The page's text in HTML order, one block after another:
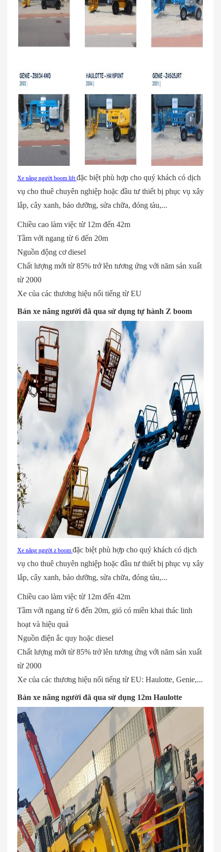
Xe nâng người boom lift đặc biệt phù hợp cho quý khách có dịch
vụ cho thuê chuyên nghiệp hoặc đầu tư thiết bị phục vụ xây
lắp, cây xanh, bảo dưỡng, sửa chữa, đóng tàu,...
Chiều cao làm việc từ 12m đến 42m
Tầm với ngang từ 6 đến 20m
Nguồn động cơ diesel
Chất lượng mới từ 85% trở lên tương ứng với năm sản xuất
từ 2000
Xe của các thương hiệu nổi tiếng từ EU
Bán xe nâng người đã qua sử dụng tự hành Z boom
Xe nâng người z boom đặc biệt phù hợp cho quý khách có dịch
vụ cho thuê chuyên nghiệp hoặc đầu tư thiết bị phục vụ xây
lắp, cây xanh, bảo dưỡng, sửa chữa, đóng tàu,...
Chiều cao làm việc từ 12m đến 42m
Tầm với ngang từ 6 đến 20m, giỏ có miền khai thác linh
hoạt và hiệu quả
Nguồn điện ắc quy hoặc diesel
Chất lượng mới từ 85% trở lên tương ứng với năm sản xuất
từ 2000
Xe của các thương hiệu nổi tiếng từ EU: Haulotte, Genie,...
Bán xe nâng người đã qua sử dụng 12m Haulotte